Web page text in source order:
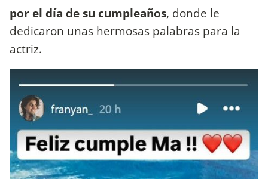
por el día de su cumpleaños, donde le
dedicaron unas hermosas palabras para la
actriz.